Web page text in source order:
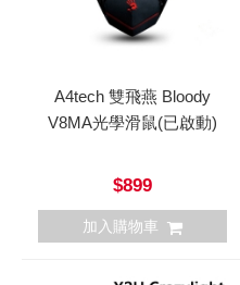
A4tech 雙飛燕 Bloody
V8MA光學滑鼠(已啟動)
$899
加入購物車